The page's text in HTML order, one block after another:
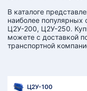
В каталоге
наиболее
Ц2У-200, Ц2У-250.
можете с доставкой
транспортной
Ц2У-100